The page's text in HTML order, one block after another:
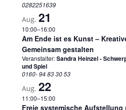
0282251639
Aug. 21
10:00–16:00
Am Ende ist es Kunst –
Gemeinsam gestalten
Veranstalter:Sandra Heinzel -
und Spiel
0160- 94 83 30 53
Aug. 22
11:00–15:00
Freie systemische Aufstellung